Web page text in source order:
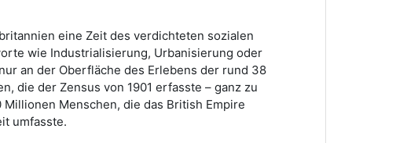
eine Zeit des verdichteten sozialen
wie Industrialisierung, Urbanisierung oder
an der Oberfläche des Erlebens der rund 38
die der Zensus von 1901 erfasste – ganz zu
Menschen, die das British Empire
umfasste.